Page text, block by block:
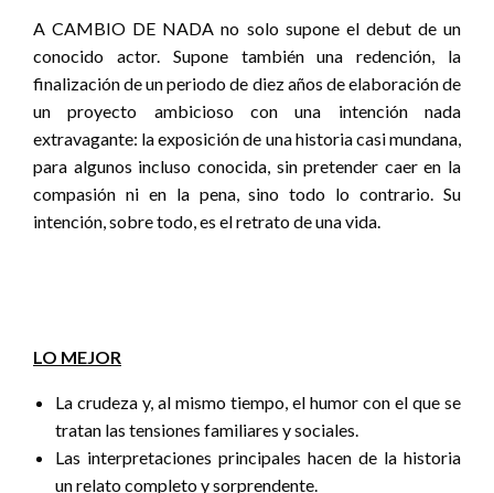
A CAMBIO DE NADA no solo supone el debut de un
conocido actor. Supone también una redención, la
finalización de un periodo de diez años de elaboración de
un proyecto ambicioso con una intención nada
extravagante: la exposición de una historia casi mundana,
para algunos incluso conocida, sin pretender caer en la
compasión ni en la pena, sino todo lo contrario. Su
intención, sobre todo, es el retrato de una vida.
LO MEJOR
La crudeza y, al mismo tiempo, el humor con el que se
tratan las tensiones familiares y sociales.
Las interpretaciones principales hacen de la historia
un relato completo y sorprendente.